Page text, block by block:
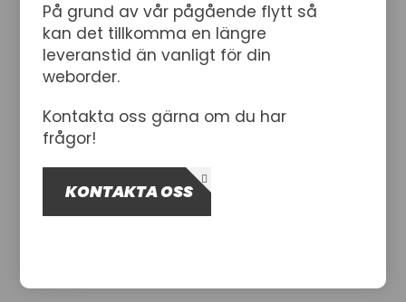
På grund av vår pågående flytt så
kan det tillkomma en längre
leveranstid än vanligt för din
weborder.
Kontakta oss gärna om du har
frågor!
KONTAKTA OSS